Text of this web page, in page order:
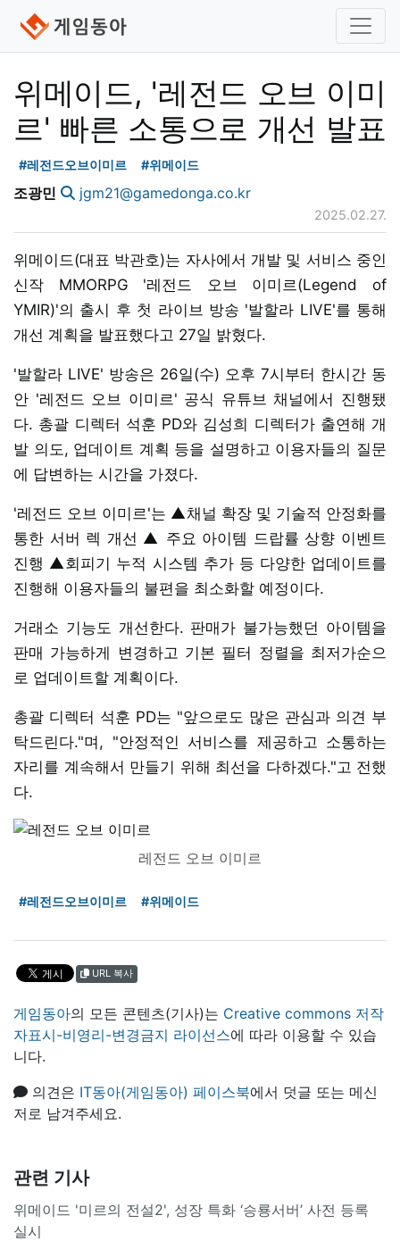
위메이드, '레전드 오브 이미
르' 빠른 소통으로 개선 발표
#레전드오브이미르 #위메이드
조광민 jgm21@gamedonga.co.kr
2025.02.27.
위메이드(대표 박관호)는 자사에서 개발 및 서비스 중인
신작 MMORPG '레전드 오브 이미르(Legend of
YMIR)'의 출시 후 첫 라이브 방송 '발할라 LIVE'를 통해
개선 계획을 발표했다고 27일 밝혔다.
'발할라 LIVE' 방송은 26일(수) 오후 7시부터 한시간 동
안 '레전드 오브 이미르' 공식 유튜브 채널에서 진행됐
다. 총괄 디렉터 석훈 PD와 김성희 디렉터가 출연해 개
발 의도, 업데이트 계획 등을 설명하고 이용자들의 질문
에 답변하는 시간을 가졌다.
'레전드 오브 이미르'는 ▲채널 확장 및 기술적 안정화를
통한 서버 렉 개선 ▲ 주요 아이템 드랍률 상향 이벤트
진행 ▲회피기 누적 시스템 추가 등 다양한 업데이트를
진행해 이용자들의 불편을 최소화할 예정이다.
거래소 기능도 개선한다. 판매가 불가능했던 아이템을
판매 가능하게 변경하고 기본 필터 정렬을 최저가순으
로 업데이트할 계획이다.
총괄 디렉터 석훈 PD는 "앞으로도 많은 관심과 의견 부
탁드린다."며, "안정적인 서비스를 제공하고 소통하는
자리를 계속해서 만들기 위해 최선을 다하겠다."고 전했
다.
레전드 오브 이미르
#레전드오브이미르 #위메이드
URL 복사
게임동아의 모든 콘텐츠(기사)는 Creative commons 저작
자표시-비영리-변경금지 라이선스에 따라 이용할 수 있습
니다.
의견은 IT동아(게임동아) 페이스북에서 덧글 또는 메신
저로 남겨주세요.
관련 기사
위메이드 '미르의 전설2', 성장 특화 ‘승룡서버’ 사전 등록
실시